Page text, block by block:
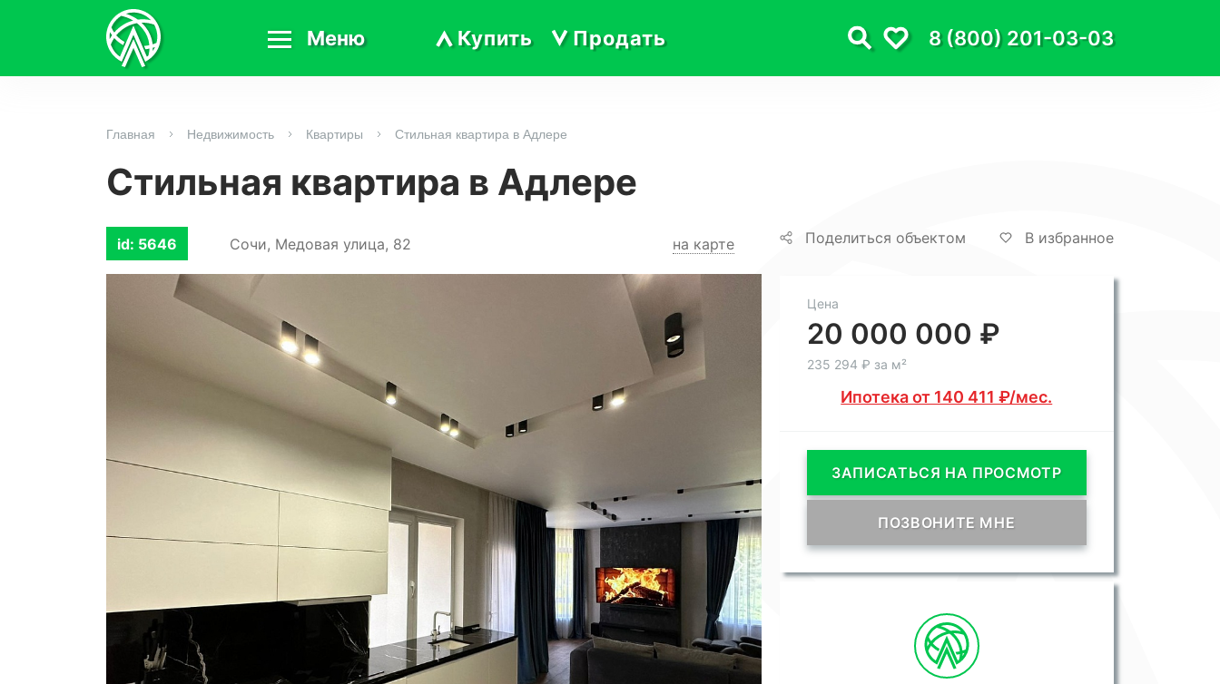
Меню Купить Продать 8 (800) 201-03-03
Главная Недвижимость Квартиры Стильная квартира в Адлере
Стильная квартира в Адлере
id: 5646 Сочи, Медовая улица, 82 на карте Поделиться объектом В избранное
Цена
20 000 000 ₽
235 294 ₽ за м²
Ипотека от 140 411 ₽/мес.
ЗАПИСАТЬСЯ НА ПРОСМОТР
ПОЗВОНИТЕ МНЕ